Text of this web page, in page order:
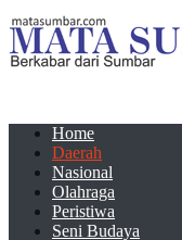
Home
Daerah
Nasional
Olahraga
Peristiwa
Seni Budaya